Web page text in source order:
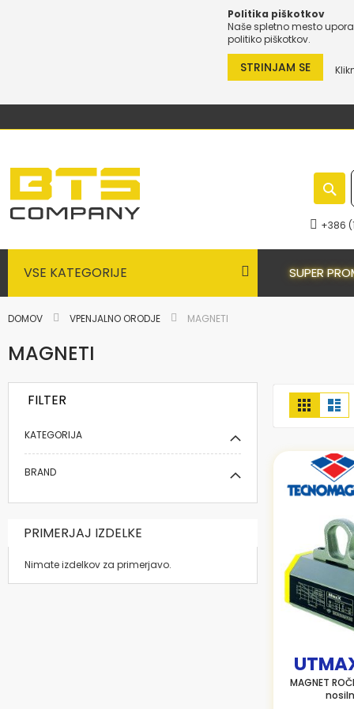
Politika piškotkov
Naše spletno mesto
politiko piškotkov.
STRINJAM SE
+386
VSE KATEGORIJE SUPER
DOMOV VPENJALNO ORODJE MAGNETI
MAGNETI
Prikaži
kot
Mreža
MAGNET
FILTER
KATEGORIJA
BRAND
PRIMERJAJ IZDELKE
Nimate izdelkov za primerjavo.